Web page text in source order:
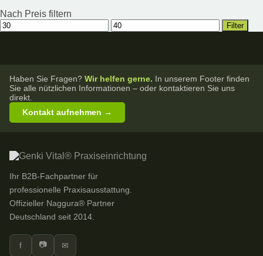
Nach Preis filtern
Min.
Preis
Max.
Preis
Filter
Haben Sie Fragen? Wir helfen gerne. In unserem Footer finden
Sie alle nützlichen Informationen – oder kontaktieren Sie uns
direkt.
Kontakt aufnehmen →
Ihr B2B-Fachpartner für
professionelle Praxisausstattung.
Offizieller Naggura® Partner
Deutschland seit 2014.
f 📷 ✉